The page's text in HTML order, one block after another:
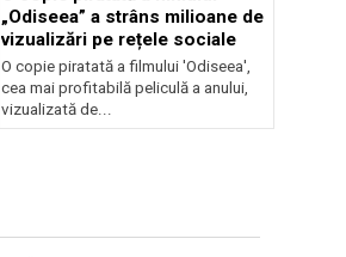
„Odiseea” a strâns milioane de
vizualizări pe rețele sociale
O copie piratată a filmului 'Odiseea',
cea mai profitabilă peliculă a anului,
vizualizată de...